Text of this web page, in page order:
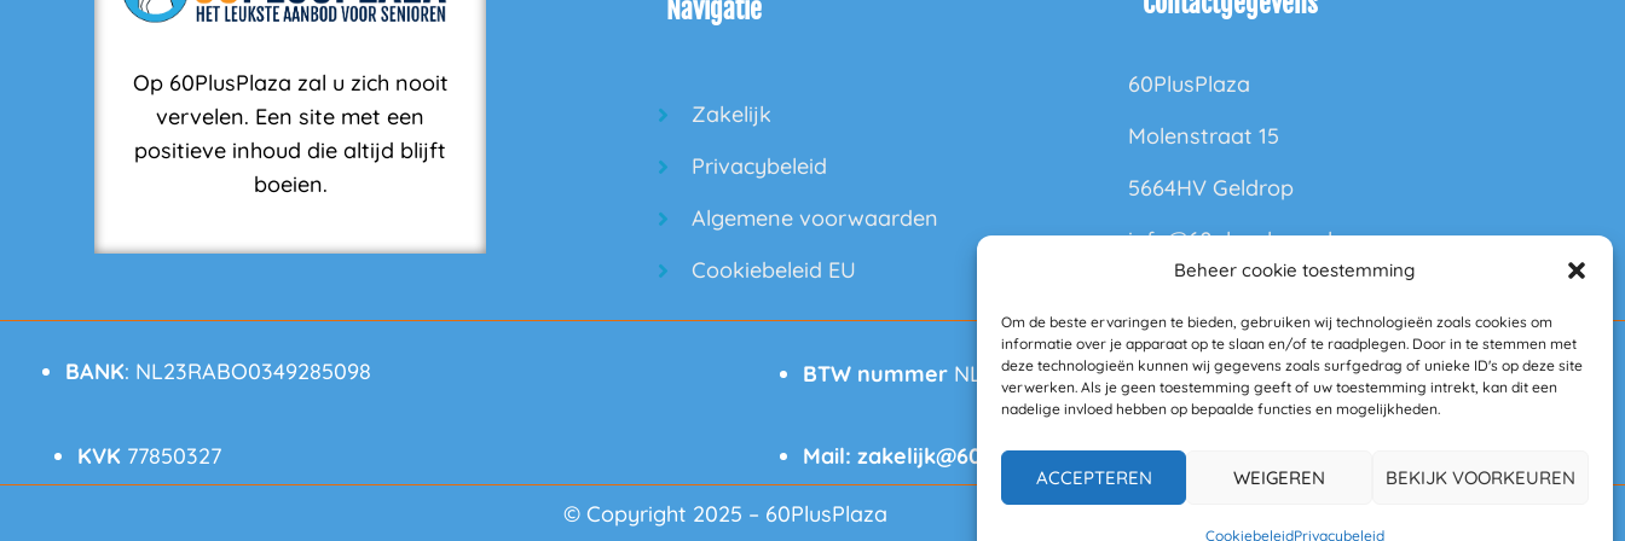
Beheer cookie toestemming
Om de beste ervaringen te bieden, gebruiken wij technologieën zoals cookies om
informatie over je apparaat op te slaan en/of te raadplegen. Door in te stemmen met
deze technologieën kunnen wij gegevens zoals surfgedrag of unieke ID's op deze site
verwerken. Als je geen toestemming geeft of uw toestemming intrekt, kan dit een
nadelige invloed hebben op bepaalde functies en mogelijkheden.
ACCEPTEREN WEIGEREN BEKIJK VOORKEUREN
CookiebeleidPrivacybeleid
Op 60PlusPlaza zal u zich nooit
vervelen. Een site met een
positieve inhoud die altijd blijft
boeien.
o
Navigatie
Zakelijk
Privacybeleid
Algemene voorwaarden
Cookiebeleid EU
60PlusPlaza
Molenstraat 15
5664HV Geldrop
info@60plusplaza.nl
BANK: NL23RABO0349285098 BTW nummer NL861169931B01
KVK 77850327 Mail: zakelijk@60plusplaza.nl
© Copyright 2025 – 60PlusPlaza